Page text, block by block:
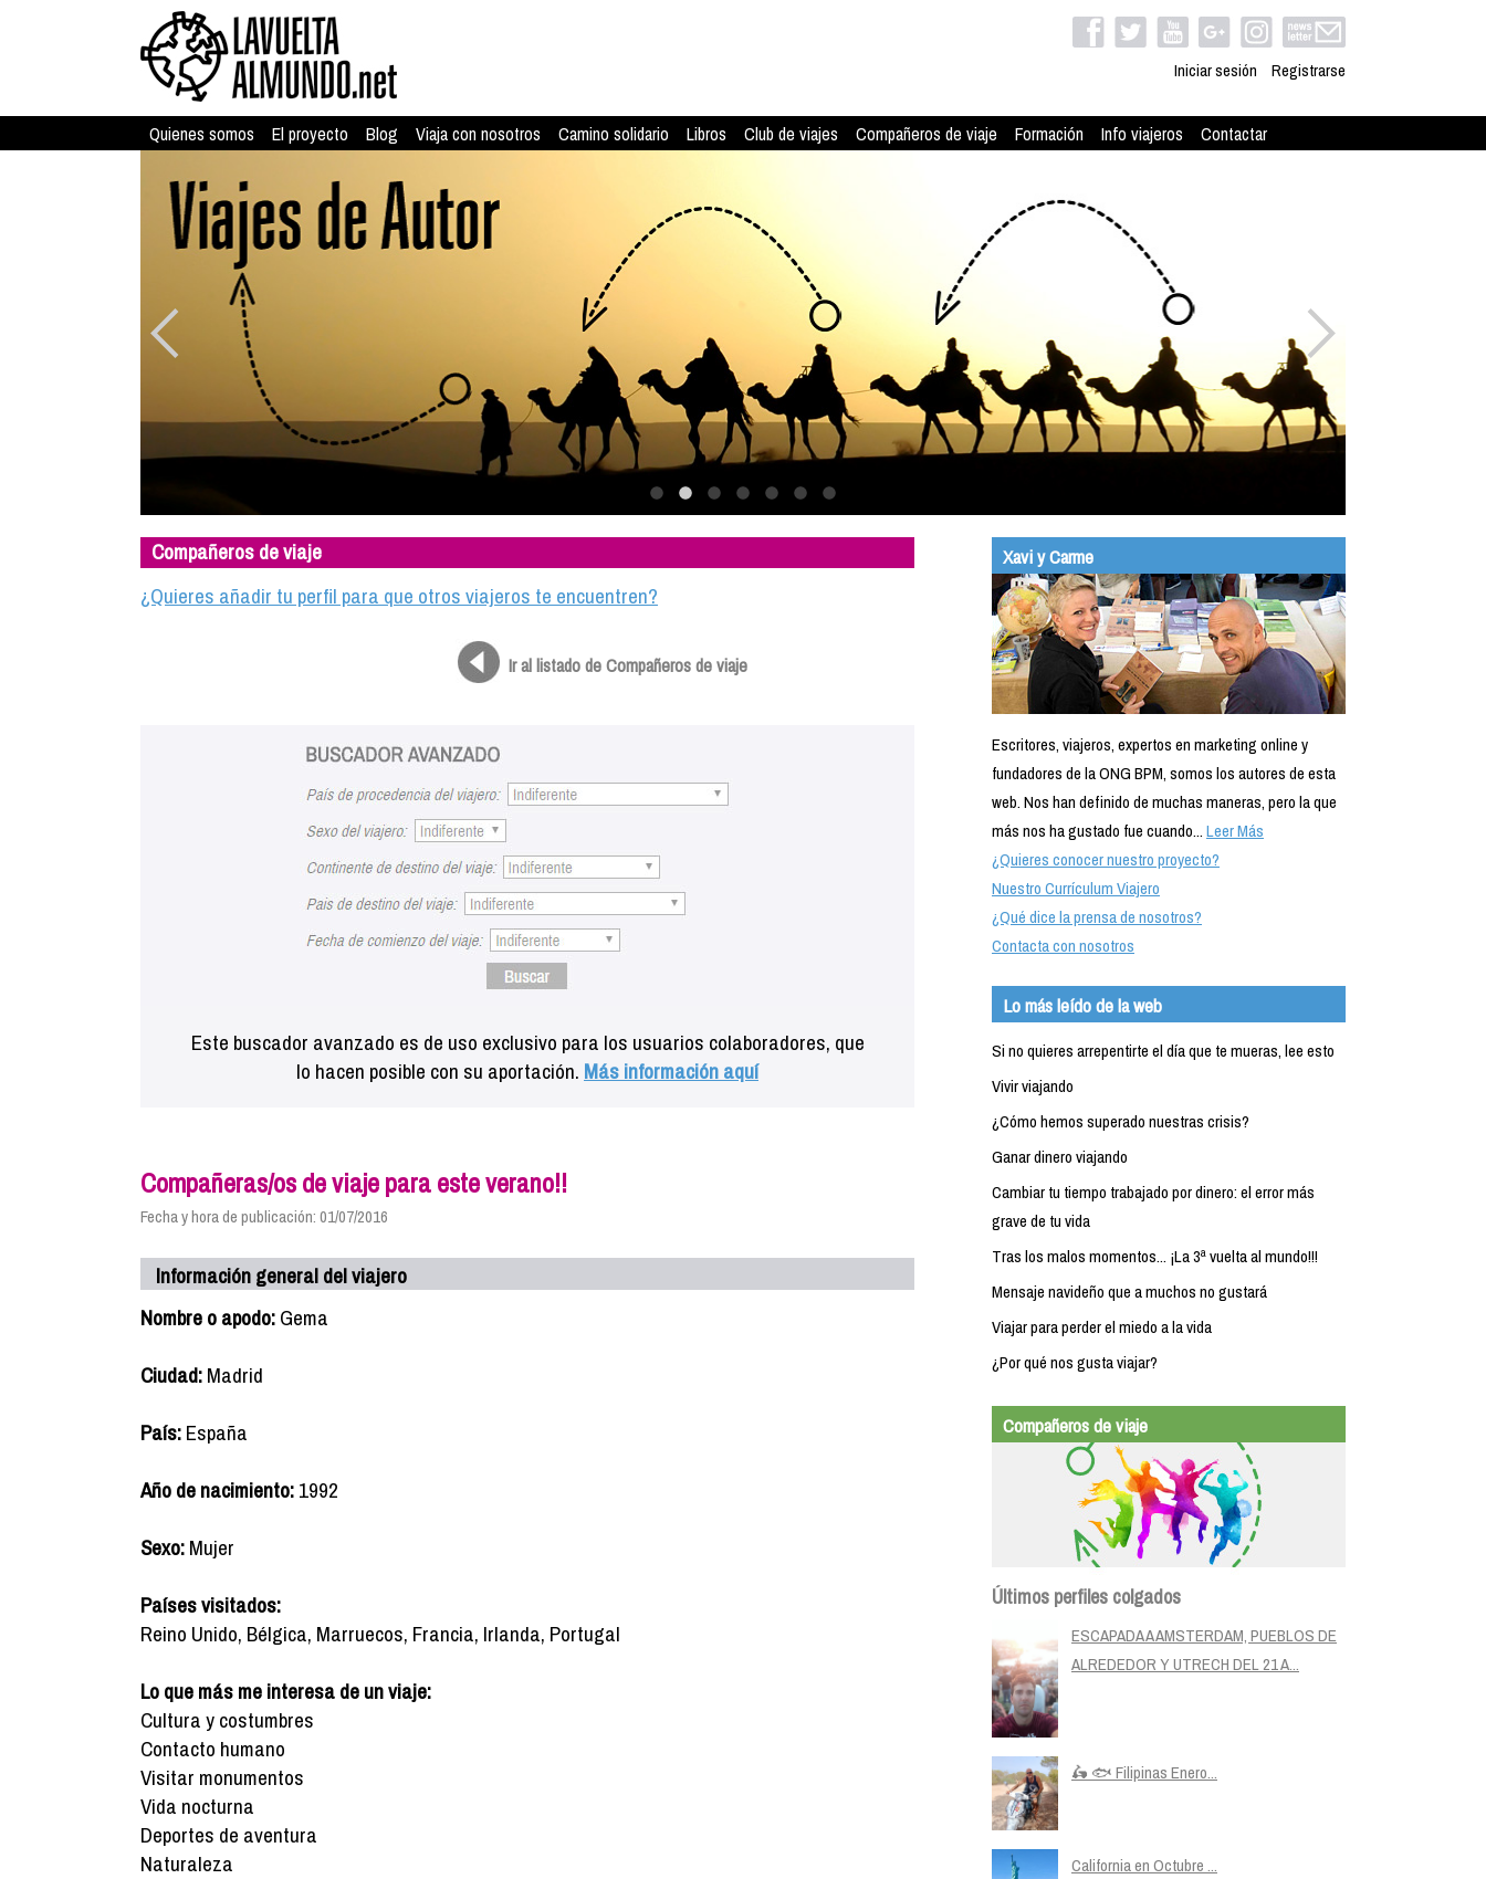
Iniciar sesión Registrarse
Quienes somos El proyecto Blog Viaja con nosotros Camino solidario Libros Club de viajes Compañeros de viaje Formación Info viajeros Contactar
Compañeros de viaje
¿Quieres añadir tu perfil para que otros viajeros te encuentren?
Ir al listado de Compañeros de viaje
Este buscador avanzado es de uso exclusivo para los usuarios colaboradores, que
lo hacen posible con su aportación. Más información aquí
Compañeras/os de viaje para este verano!!
Fecha y hora de publicación: 01/07/2016
Información general del viajero
Nombre o apodo:Gema
Ciudad:Madrid
País:España
Año de nacimiento:1992
Sexo:Mujer
Países visitados:
Reino Unido, Bélgica, Marruecos, Francia, Irlanda, Portugal
Lo que más me interesa de un viaje:
Cultura y costumbres
Contacto humano
Visitar monumentos
Vida nocturna
Deportes de aventura
Naturaleza
Xavi y Carme
Escritores, viajeros, expertos en marketing online y
fundadores de la ONG BPM, somos los autores de esta
web. Nos han definido de muchas maneras, pero la que
más nos ha gustado fue cuando...Leer Más
¿Quieres conocer nuestro proyecto?
Nuestro Currículum Viajero
¿Qué dice la prensa de nosotros?
Contacta con nosotros
Lo más leído de la web
Si no quieres arrepentirte el día que te mueras, lee esto
Vivir viajando
¿Cómo hemos superado nuestras crisis?
Ganar dinero viajando
Cambiar tu tiempo trabajado por dinero: el error más
grave de tu vida
Tras los malos momentos... ¡La 3ª vuelta al mundo!!!
Mensaje navideño que a muchos no gustará
Viajar para perder el miedo a la vida
¿Por qué nos gusta viajar?
Compañeros de viaje
Últimos perfiles colgados
ESCAPADA A AMSTERDAM, PUEBLOS DE
ALREDEDOR Y UTRECH DEL 21 A...
🛵 🐟 Filipinas Enero...
California en Octubre ...